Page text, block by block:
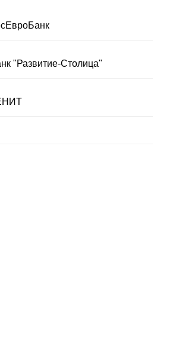
"Развитие-Столица"